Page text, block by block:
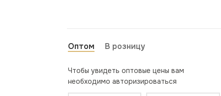
Оптом В розницу
Чтобы увидеть оптовые цены вам
необходимо авторизироваться